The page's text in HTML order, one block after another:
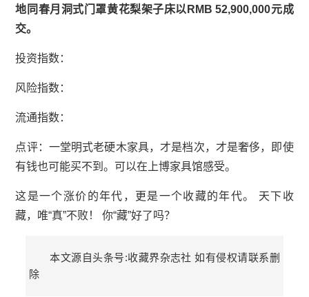
地同春月洞式门罩黄花梨架子床以RMB 52,900,000元成
交。
投资指数：
风险指数：
流通指数：
点评：一堂明式老硬木家具，才是档次，才是奢侈，即使
有钱也可能买不到。可以在上博家具馆感受。
这是一个涨价的年代，更是一个收藏的年代。 天下收
藏，唯“真”不败！ 你“藏”好了吗？
本文源自头条号:收藏界杂志社 如有侵权请联系删
除